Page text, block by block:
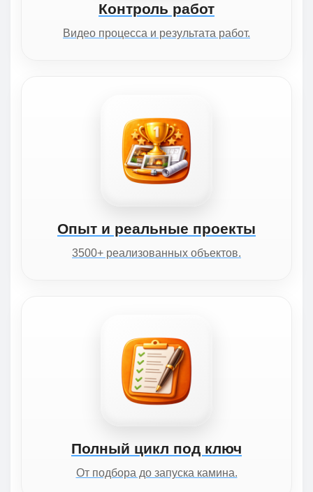
Контроль работ
Видео процесса и результата работ.
Опыт и реальные проекты
3500+ реализованных объектов.
Полный цикл под ключ
От подбора до запуска камина.